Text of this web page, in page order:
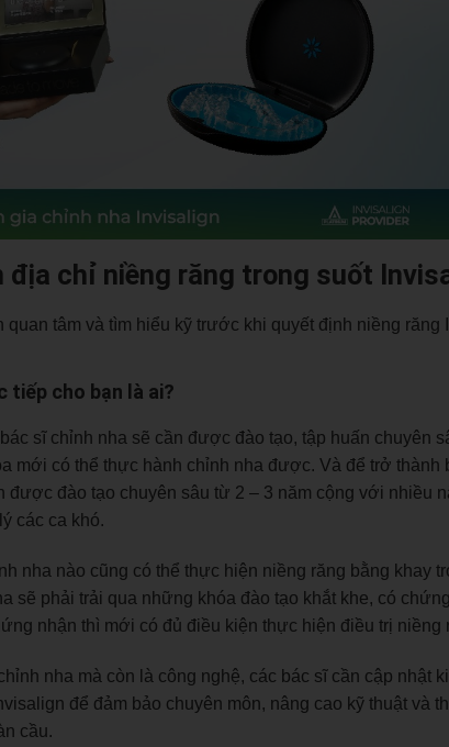
địa chỉ niềng răng trong suốt
quan tâm và tìm hiểu kỹ trước khi quyết định niềng răng
tiếp cho bạn là ai?
sĩ chỉnh nha sẽ cần được đào tạo, tập huấn chuyên
mới có thể thực hành chỉnh nha được. Và để trở thành
được đào tạo chuyên sâu từ 2 – 3 năm cộng với nhiều
các ca khó.
nha nào cũng có thể thực hiện niềng răng bằng khay
sẽ phải trải qua những khóa đào tạo khắt khe, có
nhận thì mới có đủ điều kiện thực hiện điều trị niềng
nha mà còn là công nghệ, các bác sĩ cần cập nhật
để đảm bảo chuyên môn, nâng cao kỹ thuật và
cầu.